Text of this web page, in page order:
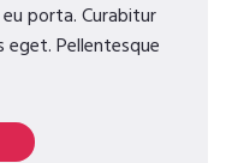
porta. Curabitur
Pellentesque